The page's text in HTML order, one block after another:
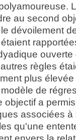
au second
dévoilement
règles
plus
de
objectif a
associées
qu'une